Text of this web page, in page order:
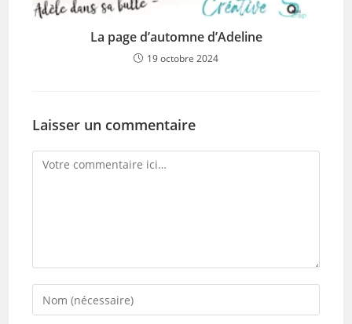
La page d’automne d’Adeline
19 octobre 2024
Laisser un commentaire
Comment
Enter
your